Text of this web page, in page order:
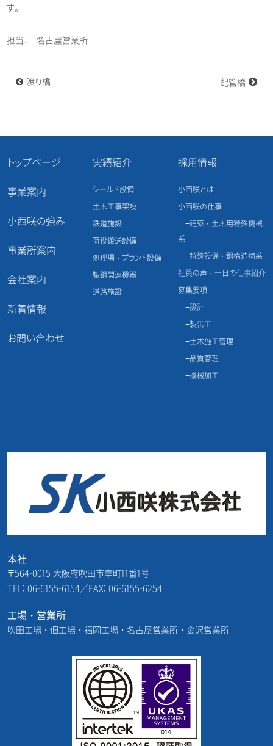
す。
担当： 名古屋営業所
稿
ー
ョ
渡り橋 配管橋
トップページ
事業案内
小西咲の強み
事業所案内
会社案内
新着情報
お問い合わせ
実績紹介
シールド設備
土木工事架設
鉄道施設
荷役搬送設備
処理場・プラント設備
製鋼関連機器
道路施設
採用情報
小西咲とは
小西咲の仕事
建築・土木用特殊機械
系
特殊設備・鋼構造物系
社員の声・一日の仕事紹介
募集要項
設計
製缶工
土木施工管理
品質管理
機械加工
本社
〒564-0015 大阪府吹田市幸町11番1号
TEL: 06-6155-6154／FAX: 06-6155-6254
工場・営業所
吹田工場・佃工場・福岡工場・名古屋営業所・金沢営業所